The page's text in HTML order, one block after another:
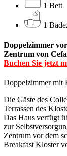
1 Bett
1
Doppelzimmer
Zentrum von
Buchen Sie jetzt
Doppelzimmer mit
Die Gäste des
Terrassen des
Das Haus verfügt
zur
Zentrum vor dem
Breakfast Kloster